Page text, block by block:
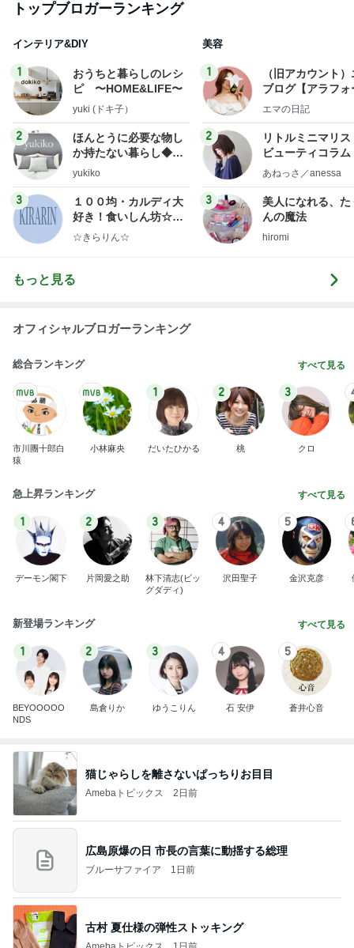
トップブロガーランキング
インテリア&DIY
1
おうちと暮らしのレシ
ピ 〜HOME&LIFE〜
yuki (ドキ子）
2
ほんとうに必要な物し
か持たない暮らし◆Ke
ep Life Simple◆〜イ
yukiko
3
１００均・カルディ大
好き！食いしん坊☆き
らりん☆のブログ
☆きらりん☆
美容
1
（旧アカウント
ブログ【アラフォ
社売却セカンドラ
エマの日記
2
リトルミニマリス
ビューティコラ
little
あねっさ／anessa
3
美人になれる、た
んの魔法
hiromi
もっと見る
オフィシャルブロガーランキング
総合ランキング すべて見る
市川團十郎白
猿
小林麻央
1
だいたひかる
2
桃
3
クロ
急上昇ランキング すべて見る
1
デーモン閣下
2
片岡愛之助
3
林下清志(ビッ
グダディ)
4
沢田聖子
5
金沢克彦
新登場ランキング すべて見る
1
BEYOOOOO
NDS
2
島倉りか
3
ゆうこりん
4
石 安伊
5
蒼井心音
猫じゃらしを離さないぱっちりお目目
Amebaトピックス 2日前
広島原爆の日 市長の言葉に動揺する総理
ブルーサファイア 1日前
古村 夏仕様の弾性ストッキング